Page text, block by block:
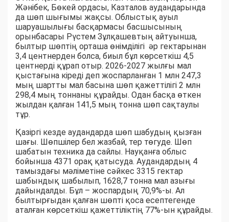
Жәнібек, Бөкей ордасы, Казталов аудандарында
да шөп шығымы жақсы. Облыстық ауыл
шаруашылығы басқармасы басшысының
орынбасары Рүстем Зұлқашевтың айтуынша,
былтыр шөптің орташа өнімділігі әр гектарынан
3,4 центнерден болса, биыл бұл көрсеткіш 4,5
центнерді құрап отыр. 2026-2027 жылғы мал
қыстағына кіреді деп жоспарланған 1 млн 247,3
мың шартты мал басына шөп қажеттілігі 2 млн
298,4 мың тоннаны құрайды. Одан басқа өткен
жылдан қалған 141,5 мың тонна шөп сақтаулы
тұр.
Қазіргі кезде аудандарда шөп шабудың қызған
шағы. Шөпшілер бел жазбай, тер төгуде. Шөп
шабатын техника да сайлы. Науқанға облыс
бойынша 4371 орақ қатысуда. Аудандардың 4
тамыздағы мәліметіне сәйкес 3315 гектар
шабындық шабылып, 1628,7 тонна мал азығы
дайындалды. Бұл – жоспардың 70,9%-ы. Ал
былтырғыдан қалған шөпті қоса есептегенде
аталған көрсеткіш қажеттіліктің 77%-ын құрайды.